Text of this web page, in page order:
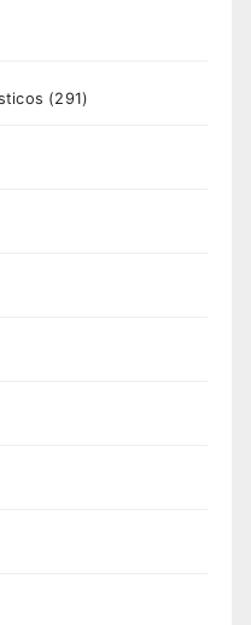
(291)